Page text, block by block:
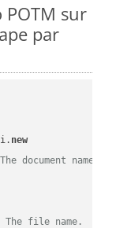
sur
par
new
document name.
file name.